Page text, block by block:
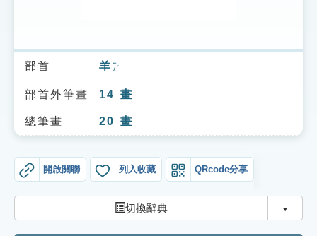
索引選單
知識索引
單字索引
部首 羊 ㄧㄤˊ
部首外筆畫 14 畫
總筆畫 20 畫
開啟關聯 列入收藏 QRcode分享
切換辭典 切換